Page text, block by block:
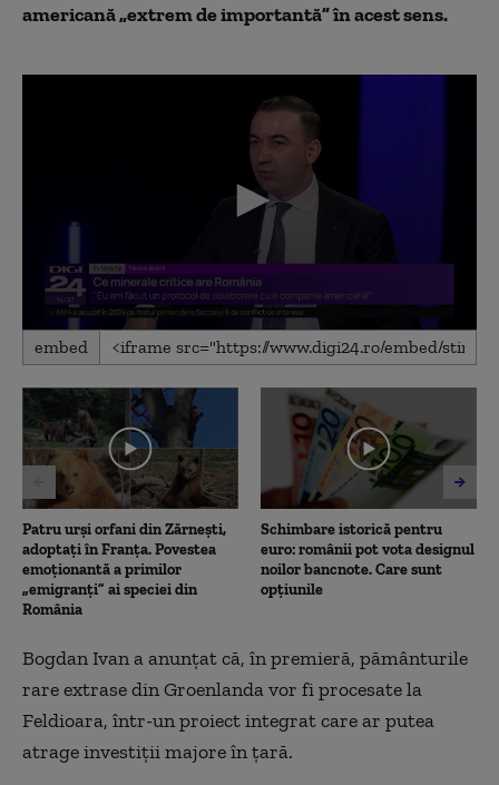
americană „extrem de importantă” în acest sens.
0
seconds
4
minutes,
12
seconds
embed
Patru urși orfani din Zărnești,
adoptați în Franța. Povestea
emoționantă a primilor
„emigranți” ai speciei din
România
Schimbare istorică pentru
euro: românii pot vota designul
noilor bancnote. Care sunt
opțiunile
Bogdan Ivan a anunțat că, în premieră, pământurile
rare extrase din Groenlanda vor fi procesate la
Feldioara, într-un proiect integrat care ar putea
atrage investiții majore în țară.